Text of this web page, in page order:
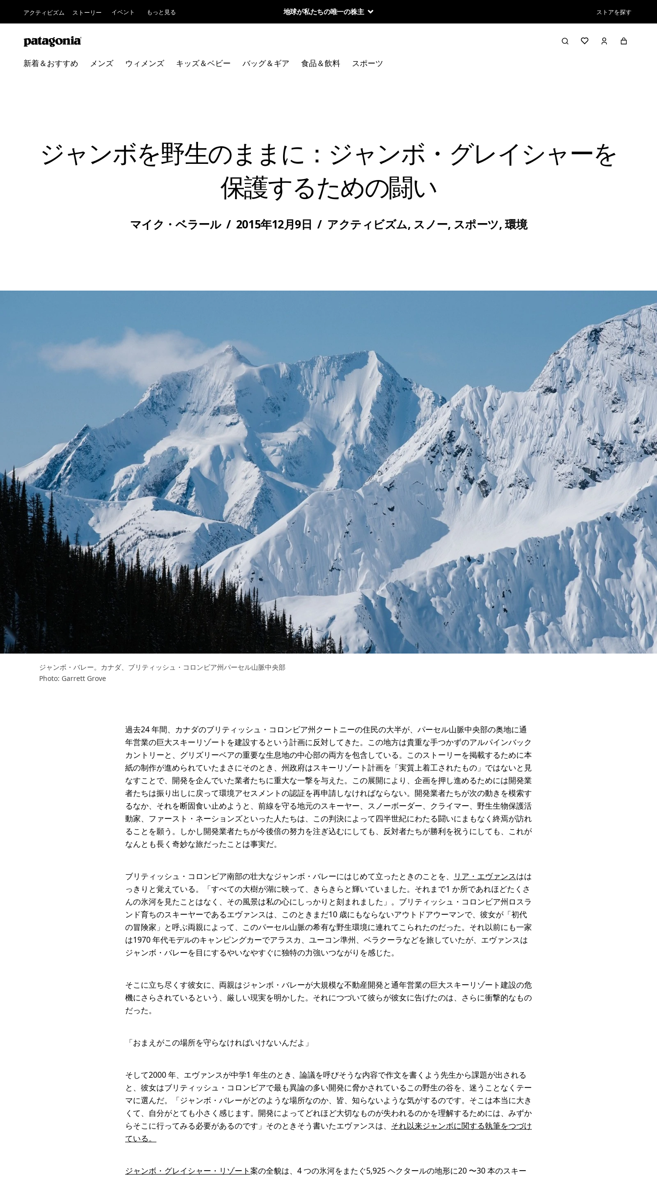
アクティビズム ストーリー イベント もっと見る 地球が私たちの唯一の株主 ストアを探す
新着＆おすすめ メンズ ウィメンズ キッズ＆ベビー バッグ＆ギア 食品＆飲料 スポーツ
ジャンボを野生のままに：ジャンボ・グレイシャーを
保護するための闘い
マイク・ベラール / 2015年12月9日 / アクティビズム, スノー, スポーツ,環境
ジャンボ・バレー。カナダ、ブリティッシュ・コロンビア州パーセル山脈中央部
Photo: Garrett Grove
過去24 年間、カナダのブリティッシュ・コロンビア州クートニーの住民の大半が、パーセル山脈中央部の奥地に通
年営業の巨大スキーリゾートを建設するという計画に反対してきた。この地方は貴重な手つかずのアルパインバック
カントリーと、グリズリーベアの重要な生息地の中心部の両方を包含している。このストーリーを掲載するために本
紙の制作が進められていたまさにそのとき、州政府はスキーリゾート計画を「実質上着工されたもの」ではないと見
なすことで、開発を企んでいた業者たちに重大な一撃を与えた。この展開により、企画を押し進めるためには開発業
者たちは振り出しに戻って環境アセスメントの認証を再申請しなければならない。開発業者たちが次の動きを模索す
るなか、それを断固食い止めようと、前線を守る地元のスキーヤー、スノーボーダー、クライマー、野生生物保護活
動家、ファースト・ネーションズといった人たちは、この判決によって四半世紀にわたる闘いにまもなく終焉が訪れ
ることを願う。しかし開発業者たちが今後倍の努力を注ぎ込むにしても、反対者たちが勝利を祝うにしても、これが
なんとも長く奇妙な旅だったことは事実だ。
ブリティッシュ・コロンビア南部の壮大なジャンボ・バレーにはじめて立ったときのことを、 リア・エヴァンスはは
っきりと覚えている。「すべての大樹が湖に映って、きらきらと輝いていました。それまで1 か所であれほどたくさ
んの氷河を見たことはなく、その風景は私の心にしっかりと刻まれました」。ブリティッシュ・コロンビア州ロスラ
ンド育ちのスキーヤーであるエヴァンスは、このときまだ10 歳にもならないアウトドアウーマンで、彼女が「初代
の冒険家」と呼ぶ両親によって、このパーセル山脈の希有な野生環境に連れてこられたのだった。それ以前にも一家
は1970 年代モデルのキャンピングカーでアラスカ、ユーコン準州、ベラクーラなどを旅していたが、エヴァンスは
ジャンボ・バレーを目にするやいなやすぐに独特の力強いつながりを感じた。
そこに立ち尽くす彼女に、両親はジャンボ・バレーが大規模な不動産開発と通年営業の巨大スキーリゾート建設の危
機にさらされているという、厳しい現実を明かした。それにつづいて彼らが彼女に告げたのは、さらに衝撃的なもの
だった。
「おまえがこの場所を守らなければいけないんだよ」
そして2000 年、エヴァンスが中学1 年生のとき、論議を呼びそうな内容で作文を書くよう先生から課題が出される
と、彼女はブリティッシュ・コロンビアで最も異論の多い開発に脅かされているこの野生の谷を、迷うことなくテー
マに選んだ。「ジャンボ・バレーがどのような場所なのか、皆、知らないような気がするのです。そこは本当に大き
くて、自分がとても小さく感じます。開発によってどれほど大切なものが失われるのかを理解するためには、みずか
らそこに行ってみる必要があるのです」そのときそう書いたエヴァンスは、 それ以来ジャンボに関する執筆をつづけ
ている。
ジャンボ・グレイシャー・リゾート案の全貌は、4 つの氷河をまたぐ5,925 ヘクタールの地形に20 〜30 本のスキー